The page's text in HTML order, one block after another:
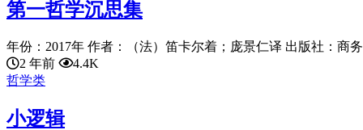
第一哲学沉思集
年份：2017年 作者：（法）笛卡尔着；庞景仁译 出版社：商
2 年前
4.4K
哲学类
小逻辑